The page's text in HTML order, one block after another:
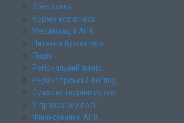
Зберігання
Кермо керівника
Механізація АПК
Питання бухгалтерії
Подія
Регіональний вимір
Редакторський погляд
Сучасне тваринництво
У правовому полі
Фінансування АПК